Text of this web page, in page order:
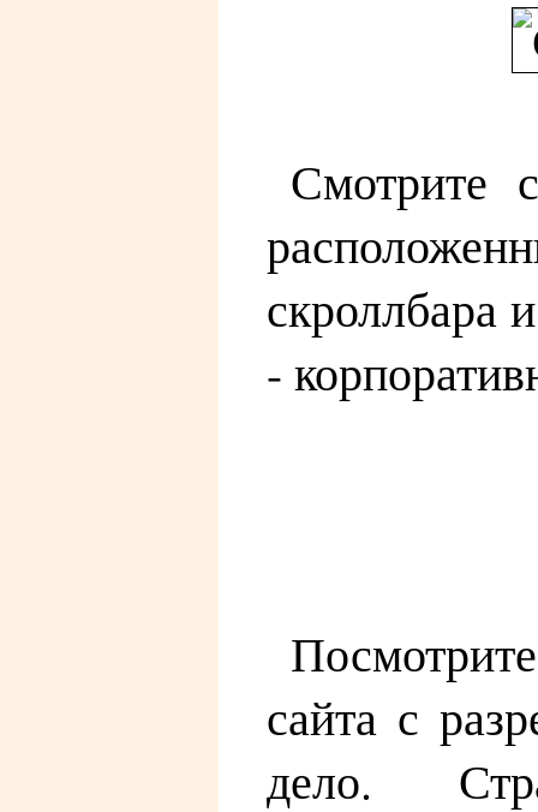
Смотрите
скроллбара
-
сайта с
дело.